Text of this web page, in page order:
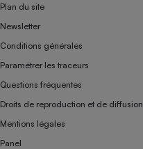
Plan du site
Newsletter
Conditions générales
Paramétrer les traceurs
Questions fréquentes
Droits de reproduction et de diffusion
Mentions légales
Panel